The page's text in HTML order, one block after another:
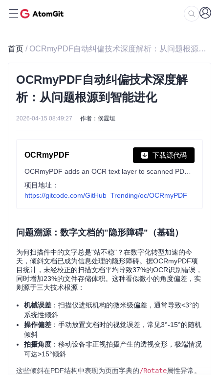
首页 / OCRmyPDF自动纠偏技术深度解析：从问题根源到智能进化
OCRmyPDF自动纠偏技术深度解
析：从问题根源到智能进化
2026-04-15 08:49:27 作者：侯霆垣
OCRmyPDF 下载源代码
项目地址：
https://gitcode.com/GitHub_Trending/oc/OCRmyPDF
问题溯源：数字文档的"隐形障碍"（基础）
为何扫描件中的文字总是"站不稳"？在数字化转型加速的今
天，倾斜文档已成为信息处理的隐形障碍。据OCRmyPDF项
目统计，未经校正的扫描文档平均导致37%的OCR识别错误，
同时增加23%的文件存储体积。这种看似微小的角度偏差，实
则源于三大技术根源：
机械误差 ：扫描仪进纸机构的微米级偏差，通常导致<3°的
系统性倾斜
操作偏差 ：手动放置文档时的视觉误差，常见3°-15°的随机
倾斜
拍摄角度 ：移动设备非正视拍摄产生的透视变形，极端情况
可达>15°倾斜
这些倾斜在PDF结构中表现为页面字典的/Rotate属性异常。